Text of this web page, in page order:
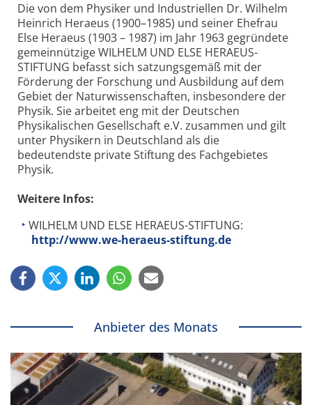
Die von dem Physiker und Industriellen Dr. Wilhelm
Heinrich Heraeus (1900–1985) und seiner Ehefrau
Else Heraeus (1903 – 1987) im Jahr 1963 gegründete
gemeinnützige WILHELM UND ELSE HERAEUS-
STIFTUNG befasst sich satzungsgemäß mit der
Förderung der Forschung und Ausbildung auf dem
Gebiet der Naturwissenschaften, insbesondere der
Physik. Sie arbeitet eng mit der Deutschen
Physikalischen Gesellschaft e.V. zusammen und gilt
unter Physikern in Deutschland als die
bedeutendste private Stiftung des Fachgebietes
Physik.
Weitere Infos:
WILHELM UND ELSE HERAEUS-STIFTUNG:
http://www.we-heraeus-stiftung.de
Anbieter des Monats